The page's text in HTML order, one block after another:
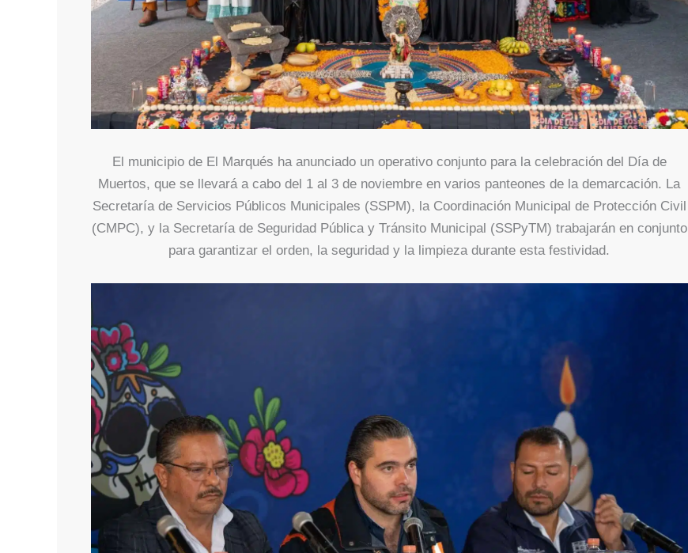
El municipio de El Marqués ha anunciado un operativo conjunto para la celebración del Día de
Muertos, que se llevará a cabo del 1 al 3 de noviembre en varios panteones de la demarcación. La
Secretaría de Servicios Públicos Municipales (SSPM), la Coordinación Municipal de Protección Civil
(CMPC), y la Secretaría de Seguridad Pública y Tránsito Municipal (SSPyTM) trabajarán en conjunto
para garantizar el orden, la seguridad y la limpieza durante esta festividad.